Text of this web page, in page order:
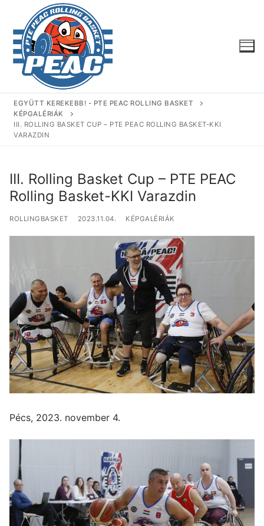
tartalomra
EGYÜTT KEREKEBB! - PTE PEAC ROLLING BASKET
KÉPGALÉRIÁK
III. ROLLING BASKET CUP – PTE PEAC ROLLING BASKET-KKI
VARAZDIN
III. Rolling Basket Cup – PTE PEAC
Rolling Basket-KKI Varazdin
ROLLINGBASKET 2023.11.04. KÉPGALÉRIÁK
Pécs, 2023. november 4.